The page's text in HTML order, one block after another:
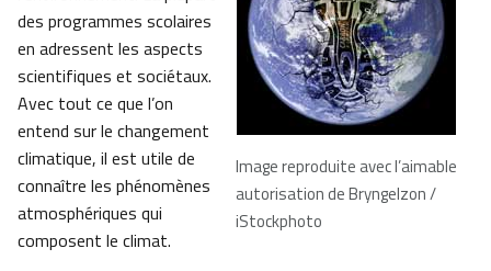
Image reproduite avec l’aimable
autorisation de Bryngelzon /
iStockphoto
des programmes scolaires
en adressent les aspects
scientifiques et sociétaux.
Avec tout ce que l’on
entend sur le changement
climatique, il est utile de
connaître les phénomènes
atmosphériques qui
composent le climat.